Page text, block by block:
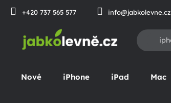
Přejít
+420 737 565 577 info@jabkolevne.cz
Nové iPhone iPad Mac